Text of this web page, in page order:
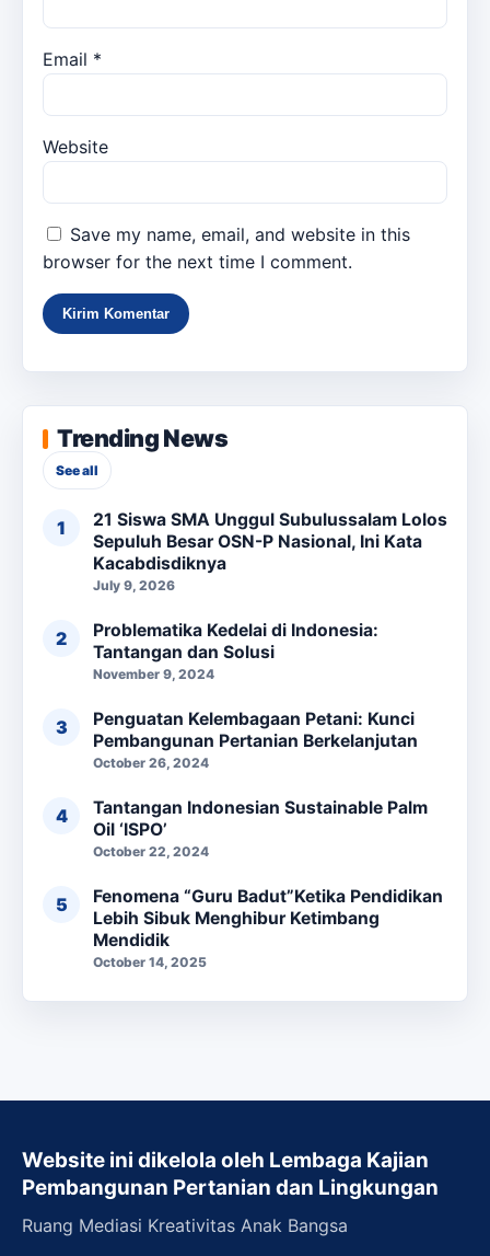
Email *
Website
Save my name, email, and website in this
browser for the next time I comment.
Trending News
See all
21 Siswa SMA Unggul Subulussalam Lolos
Sepuluh Besar OSN-P Nasional, Ini Kata
Kacabdisdiknya
July 9, 2026
Problematika Kedelai di Indonesia:
Tantangan dan Solusi
November 9, 2024
Penguatan Kelembagaan Petani: Kunci
Pembangunan Pertanian Berkelanjutan
October 26, 2024
Tantangan Indonesian Sustainable Palm
Oil ‘ISPO’
October 22, 2024
Fenomena “Guru Badut”Ketika Pendidikan
Lebih Sibuk Menghibur Ketimbang
Mendidik
October 14, 2025
Website ini dikelola oleh Lembaga Kajian
Pembangunan Pertanian dan Lingkungan
Ruang Mediasi Kreativitas Anak Bangsa